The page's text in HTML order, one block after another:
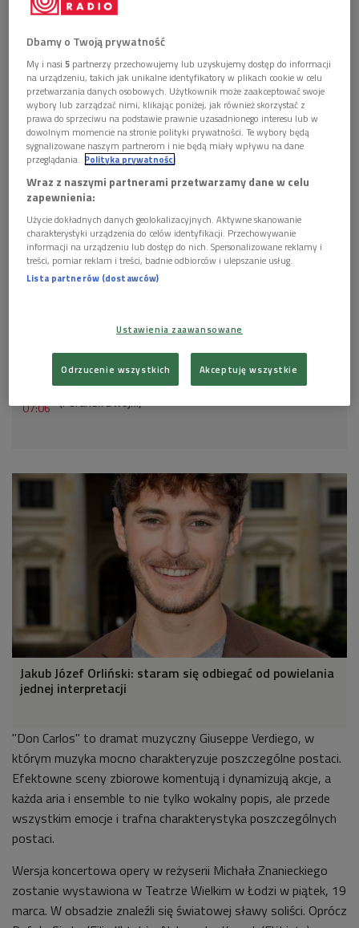
burzy, przeplata. Stworzenie pełnokrwistej postaci
Siwek przed nadchodzącą premierą "Don Carlosa" w
Teatrze Wielkim w Łodzi.
07:06
Światowej sławy bas Rafał Siwek przed nadchodzącą
premierą "Don Carlosa" w Teatrze Wielkim w Łodzi
(Poranek Dwójki)
Jakub Józef Orliński: staram się odbiegać od powielania
jednej interpretacji
"Don Carlos" to dramat muzyczny Giuseppe Verdiego, w
którym muzyka mocno charakteryzuje poszczególne postaci.
Efektowne sceny zbiorowe komentują i dynamizują akcje, a
każda aria i ensemble to nie tylko wokalny popis, ale przede
wszystkim emocje i trafna charakterystyka poszczególnych
postaci.
Wersja koncertowa opery w reżyserii Michała Znanieckiego
zostanie wystawiona w Teatrze Wielkim w Łodzi w piątek, 19
marca. W obsadzie znaleźli się światowej sławy soliści. Oprócz
Dbamy o Twoją prywatność
My i nasi5 partnerzy przechowujemy lub uzyskujemy dostęp do informacji
na urządzeniu, takich jak unikalne identyfikatory w plikach cookie w celu
przetwarzania danych osobowych. Użytkownik może zaakceptować swoje
wybory lub zarządzać nimi, klikając poniżej, jak również skorzystać z
prawa do sprzeciwu na podstawie prawnie uzasadnionego interesu lub w
dowolnym momencie na stronie polityki prywatności. Te wybory będą
sygnalizowane naszym partnerom i nie będą miały wpływu na dane
przeglądania. Polityka prywatności
Wraz z naszymi partnerami przetwarzamy dane w celu
zapewnienia:
Użycie dokładnych danych geolokalizacyjnych. Aktywne skanowanie
charakterystyki urządzenia do celów identyfikacji. Przechowywanie
informacji na urządzeniu lub dostęp do nich. Spersonalizowane reklamy i
treści, pomiar reklam i treści, badnie odbiorców i ulepszanie usług.
Lista partnerów (dostawców)
Ustawienia zaawansowane
Odrzucenie wszystkich Akceptuję wszystkie